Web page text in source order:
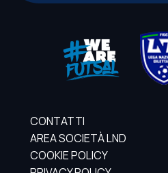
CONTATTI
AREA SOCIETÀ LND
COOKIE POLICY